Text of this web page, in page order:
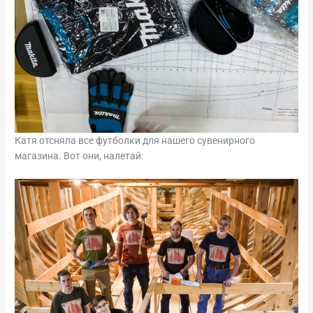
Катя отсняла все футболки для нашего сувенирного
магазина. Вот они, налетай: